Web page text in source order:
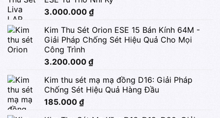
3.000.000 ₫
Kim Thu Sét Orion ESE 15 Bán Kính 64M -
Giải Pháp Chống Sét Hiệu Quả Cho Mọi
Công Trình
3.200.000 ₫
Kim thu sét mạ mạ đồng D16: Giải Pháp
Chống Sét Hiệu Quả Hàng Đầu
185.000 ₫